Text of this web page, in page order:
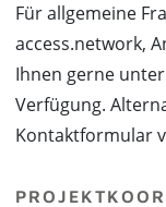
Für allgemeine
access.network,
Ihnen gerne unter
Verfügung.
Kontaktformular